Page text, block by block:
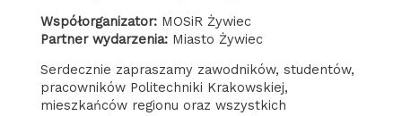
Współorganizator:MOSiR Żywiec
Partner wydarzenia:Miasto Żywiec
Serdecznie zapraszamy zawodników, studentów,
pracowników Politechniki Krakowskiej,
mieszkańców regionu oraz wszystkich